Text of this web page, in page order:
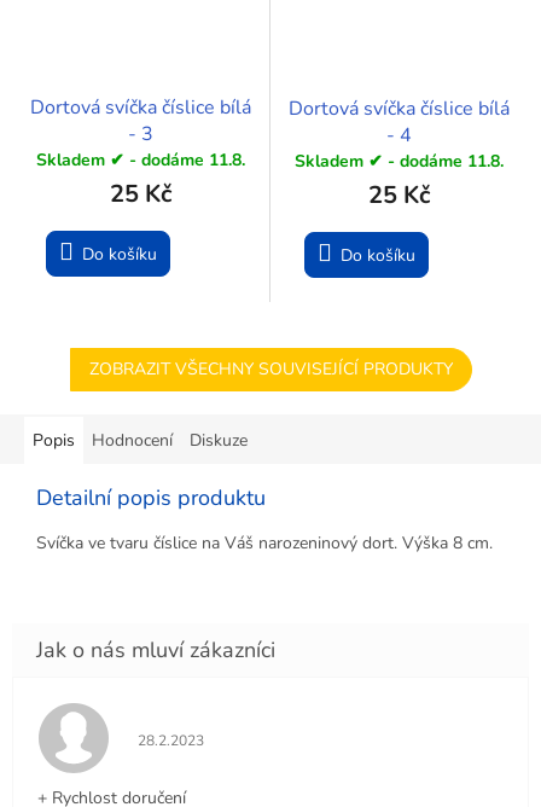
Dortová svíčka číslice bílá
- 3
Skladem ✔ - dodáme 11.8.
25 Kč
Do košíku
Dortová svíčka číslice bílá
- 4
Skladem ✔ - dodáme 11.8.
25 Kč
Do košíku
ZOBRAZIT VŠECHNY SOUVISEJÍCÍ PRODUKTY
Popis Hodnocení Diskuze
Detailní popis produktu
Svíčka ve tvaru číslice na Váš narozeninový dort. Výška 8 cm.
Hodnocení obchodu je 5 z 5 hvězdiček.
28.2.2023
+ Rychlost doručení